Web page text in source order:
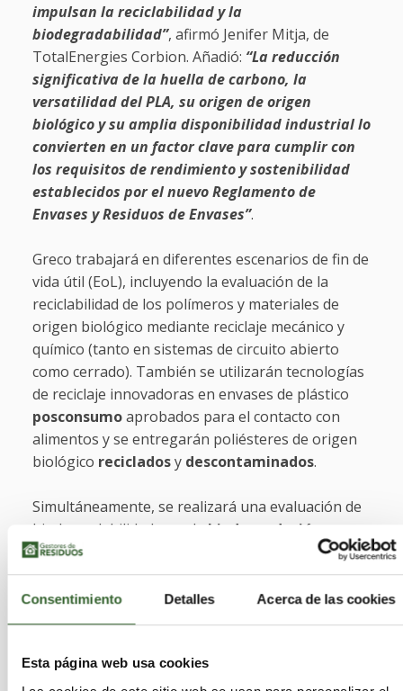
Consentimiento Detalles Acerca de las cookies
Esta página web usa cookies
impulsan la reciclabilidad y la
biodegradabilidad”, afirmó Jenifer Mitja, de
TotalEnergies Corbion. Añadió: “La reducción
significativa de la huella de carbono, la
versatilidad del PLA, su origen de origen
biológico y su amplia disponibilidad industrial lo
convierten en un factor clave para cumplir con
los requisitos de rendimiento y sostenibilidad
establecidos por el nuevo Reglamento de
Envases y Residuos de Envases”.
Greco trabajará en diferentes escenarios de fin de
vida útil (EoL), incluyendo la evaluación de la
reciclabilidad de los polímeros y materiales de
origen biológico mediante reciclaje mecánico y
químico (tanto en sistemas de circuito abierto
como cerrado). También se utilizarán tecnologías
de reciclaje innovadoras en envases de plástico
posconsumoaprobados para el contacto con
alimentos y se entregarán poliésteres de origen
biológico recicladosy descontaminados.
Simultáneamente, se realizará una evaluación de
biodegradabilidad para la
biodegradación
aeróbica y anaeróbica
. La biodegradabilidad de
los materiales desarrollados se probará en
entornos marinos, acuáticos y terrestres.
También se probarán en condiciones de
de certificación TÜV Austria Bélgica y DIN Certco
se beneficiarán de los resultados de las pruebas